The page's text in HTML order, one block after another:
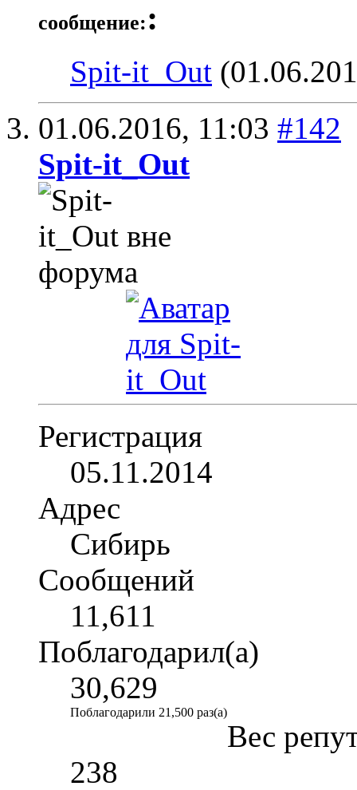
сообщение::
Spit-it_Out
01.06.2016, 11:03 #142
Spit-it_Out
Регистрация
05.11.2014
Адрес
Сибирь
Сообщений
11,611
Поблагодарил(а)
30,629
Поблагодарили 21,500 раз(а)
Вес
238